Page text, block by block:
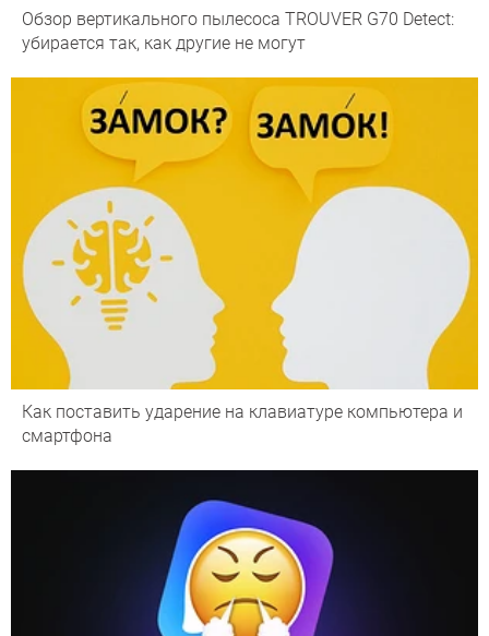
Обзор вертикального пылесоса TROUVER G70 Detect:
убирается так, как другие не могут
Как поставить ударение на клавиатуре компьютера и
смартфона